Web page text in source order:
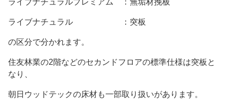
ライブナチュラル ：突板
の区分で分かれます。
住友林業の2階などのセカンドフロアの標準仕様は突板と
なり、
朝日ウッドテックの床材も一部取り扱いがあります。